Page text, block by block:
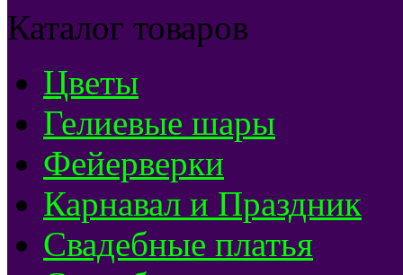
Каталог товаров
Цветы
Гелиевые шары
Фейерверки
Карнавал и Праздник
Свадебные платья